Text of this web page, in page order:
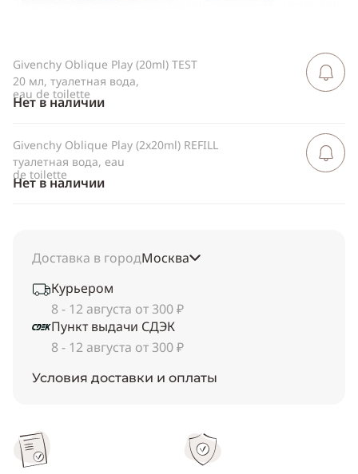
Givenchy Oblique Play (20ml) TEST
20 мл, туалетная вода,
eau de toilette
Нет в наличии
Сообщить
Givenchy Oblique Play (2x20ml) REFILL
туалетная вода, eau
de toilette
Нет в наличии
Сообщить
Доставка в городМосква
Курьером
8 - 12 августа от 300 ₽
Пункт выдачи СДЭК
8 - 12 августа от 300 ₽
Условия доставки и оплаты